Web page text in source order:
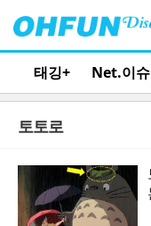
태깅+ Net.이슈
토토로